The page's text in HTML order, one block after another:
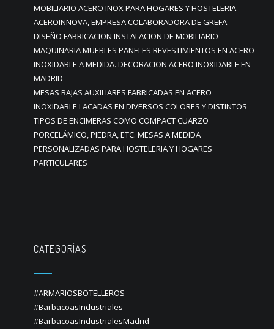
MOBILIARIO ACERO INOX PARA HOGARES Y HOSTELERIA
ACEROINNOVA, EMPRESA COLABORADORA DE GREFA.
DISEÑO FABRICACION INSTALACION DE MOBILIARIO
MAQUINARIA MUEBLES PANELES REVESTIMIENTOS EN ACERO
INOXIDABLE A MEDIDA. DECORACION ACERO INOXIDABLE EN
MADRID
MESAS BAJAS AUXILIARES FABRICADAS EN ACERO
INOXIDABLE LACADAS EN DIVERSOS COLORES Y DISTINTOS
TIPOS DE ENCIMERAS COMO COMPACT CUARZO
PORCELÁMICO, PIEDRA, ETC. MESAS A MEDIDA
PERSONALIZADAS PARA HOSTELERIA Y HOGARES
PARTICULARES
CATEGORÍAS
#ARMARIOSBOTELLEROS
#BarbacoasIndustriales
#BarbacoasIndustrialesMadrid